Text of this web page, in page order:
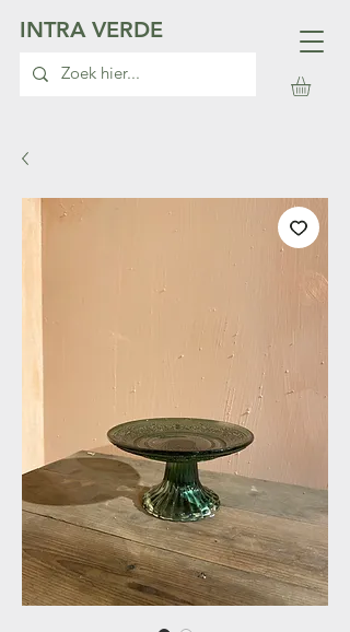
INTRA VERDE